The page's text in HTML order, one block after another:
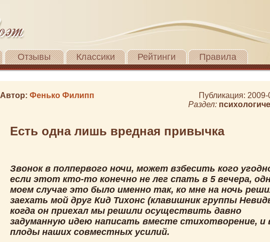
Отзывы Классики Рейтинги Правила
Автор: Фенько Филипп
Публикация:
Раздел:
Есть одна лишь вредная привычка
Звонок в полпервого ночи, может взбесить кого
если этот кто-то конечно не лег спать в 5 вечера,
моем случае это было именно так, ко мне на ночь
заехать мой друг Кид Тихонс (клавишник группы
когда он приехал мы решили осуществить давно
задуманную идею написать вместе стихотворение, и
плоды наших совместных усилий.